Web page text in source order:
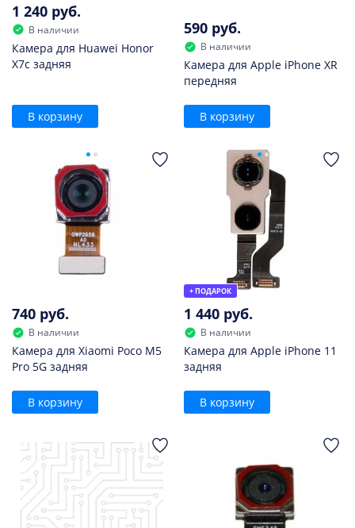
1 240 руб.
В наличии
Камера для Huawei Honor
X7c задняя
В корзину
590 руб.
В наличии
Камера для Apple iPhone XR
передняя
В корзину
740 руб.
В наличии
Камера для Xiaomi Poco M5
Pro 5G задняя
В корзину
+ ПОДАРОК
1 440 руб.
В наличии
Камера для Apple iPhone 11
задняя
В корзину